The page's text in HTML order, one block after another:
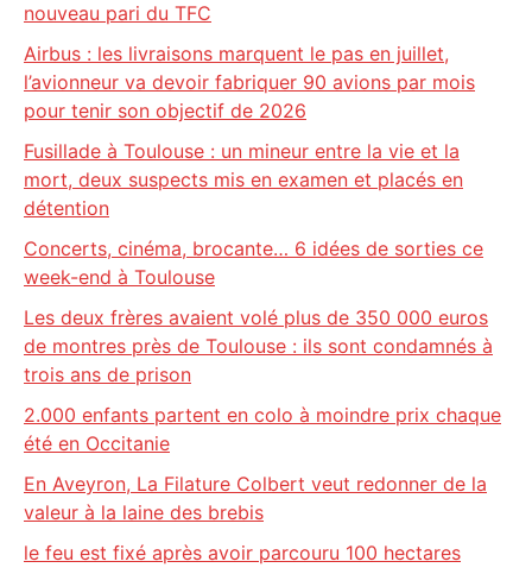
nouveau pari du TFC
Airbus : les livraisons marquent le pas en juillet,
l’avionneur va devoir fabriquer 90 avions par mois
pour tenir son objectif de 2026
Fusillade à Toulouse : un mineur entre la vie et la
mort, deux suspects mis en examen et placés en
détention
Concerts, cinéma, brocante… 6 idées de sorties ce
week-end à Toulouse
Les deux frères avaient volé plus de 350 000 euros
de montres près de Toulouse : ils sont condamnés à
trois ans de prison
2.000 enfants partent en colo à moindre prix chaque
été en Occitanie
En Aveyron, La Filature Colbert veut redonner de la
valeur à la laine des brebis
le feu est fixé après avoir parcouru 100 hectares